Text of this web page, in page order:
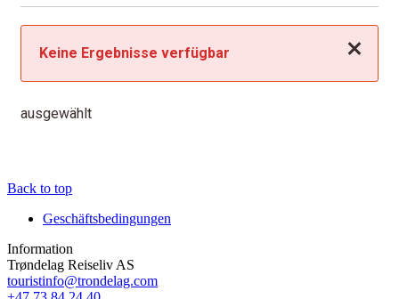
Schließen
Keine Ergebnisse verfügbar
ausgewählt
Back to top
Geschäftsbedingungen
Information
Trøndelag Reiseliv AS
touristinfo@trondelag.com